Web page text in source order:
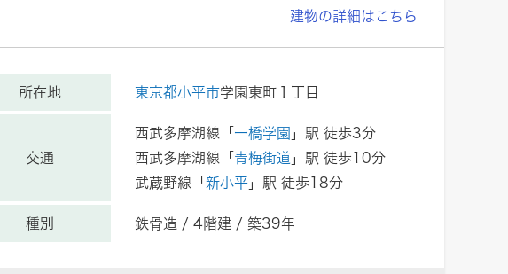
建物の詳細はこちら
所在地 東京都小平市学園東町１丁目
交通
西武多摩湖線「 一橋学園 」駅 徒歩3分
西武多摩湖線「 青梅街道 」駅 徒歩10分
武蔵野線「 新小平 」駅 徒歩18分
種別 鉄骨造 / 4階建 / 築39年